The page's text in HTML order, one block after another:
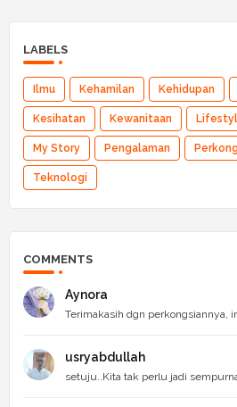
LABELS
Ilmu Kehamilan Kehidupan
Kesihatan Kewanitaan
My Story Pengalaman
Teknologi
COMMENTS
Aynora
Terimakasih dgn perkongsiannya,
usryabdullah
setuju..Kita tak perlu jadi